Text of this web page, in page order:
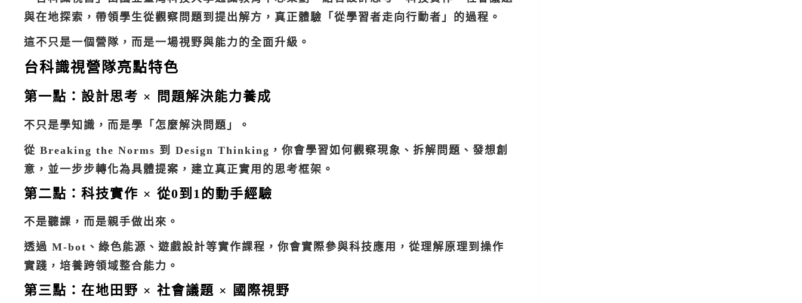
與在地探索，帶領學生從觀察問題到提出解方，真正體驗「從學習者走向行動者」的過程。
這不只是一個營隊，而是一場視野與能力的全面升級。
台科識視營隊亮點特色
第一點：設計思考 × 問題解決能力養成
不只是學知識，而是學「怎麼解決問題」。
從 Breaking the Norms 到 Design Thinking，你會學習如何觀察現象、拆解問題、發想創
意，並一步步轉化為具體提案，建立真正實用的思考框架。
第二點：科技實作 × 從0到1的動手經驗
不是聽課，而是親手做出來。
透過 M-bot、綠色能源、遊戲設計等實作課程，你會實際參與科技應用，從理解原理到操作
實踐，培養跨領域整合能力。
第三點：在地田野 × 社會議題 × 國際視野